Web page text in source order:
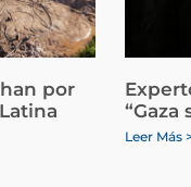
por
“Gaza
Leer Más